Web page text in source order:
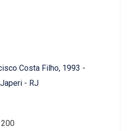
Costa Filho, 1993 -
- RJ